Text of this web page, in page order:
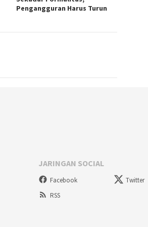
Pengangguran Harus Turun
JARINGAN SOCIAL
Facebook Twitter
RSS